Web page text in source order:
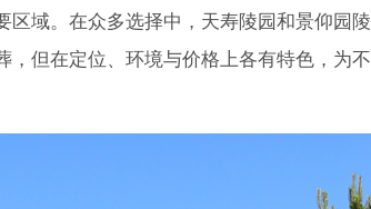
域。在众多选择中，天寿陵园和景仰园陵
，但在定位、环境与价格上各有特色，为不